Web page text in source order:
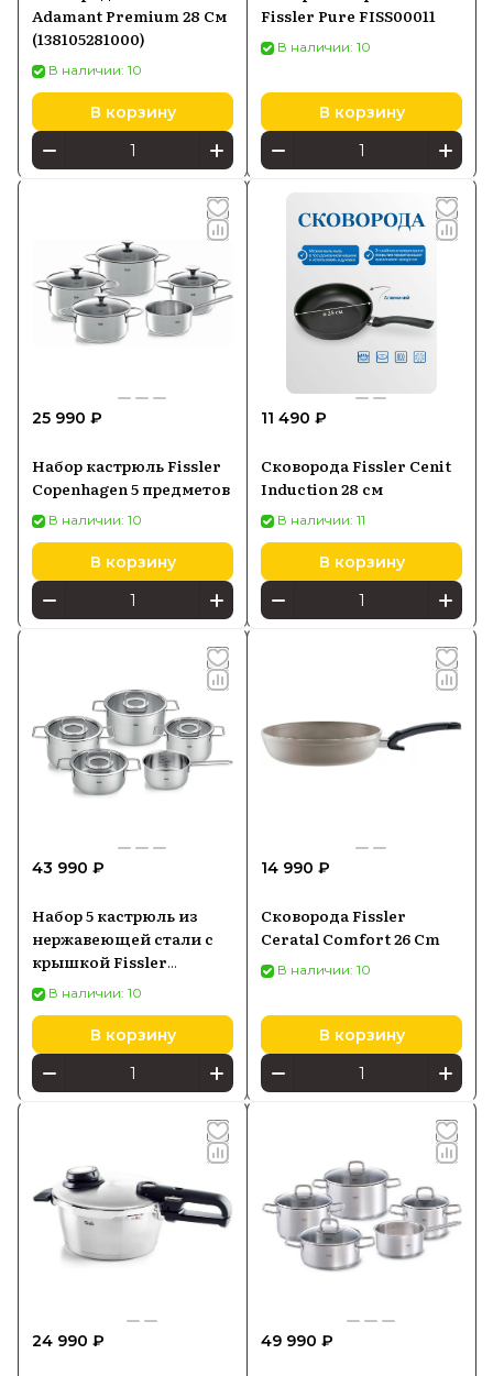
Adamant Premium 28 См
(138105281000)
В наличии: 10
В корзину
Fissler Pure FISS00011
В наличии: 10
В корзину
25 990 ₽
Набор кастрюль Fissler
Copenhagen 5 предметов
В наличии: 10
В корзину
11 490 ₽
Сковорода Fissler Cenit
Induction 28 см
В наличии: 11
В корзину
43 990 ₽
Набор 5 кастрюль из
нержавеющей стали с
крышкой Fissler
(86115050000)
В наличии: 10
В корзину
14 990 ₽
Сковорода Fissler
Ceratal Comfort 26 Cm
В наличии: 10
В корзину
24 990 ₽ 49 990 ₽